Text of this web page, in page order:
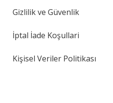
Gizlilik ve Güvenlik
İptal İade Koşullari
Kişisel Veriler Politikası